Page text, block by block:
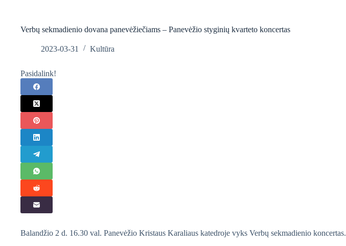
Verbų sekmadienio dovana panevėžiečiams – Panevėžio styginių kvarteto koncertas
2023-03-31 Kultūra
Pasidalink!
Balandžio 2 d. 16.30 val. Panevėžio Kristaus Karaliaus katedroje vyks Verbų sekmadienio koncertas.